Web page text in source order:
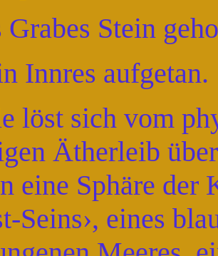
Grabes Stein
Innres aufgetan.
löst sich vom
Ätherleib
eine Sphäre der
Seins›, eines